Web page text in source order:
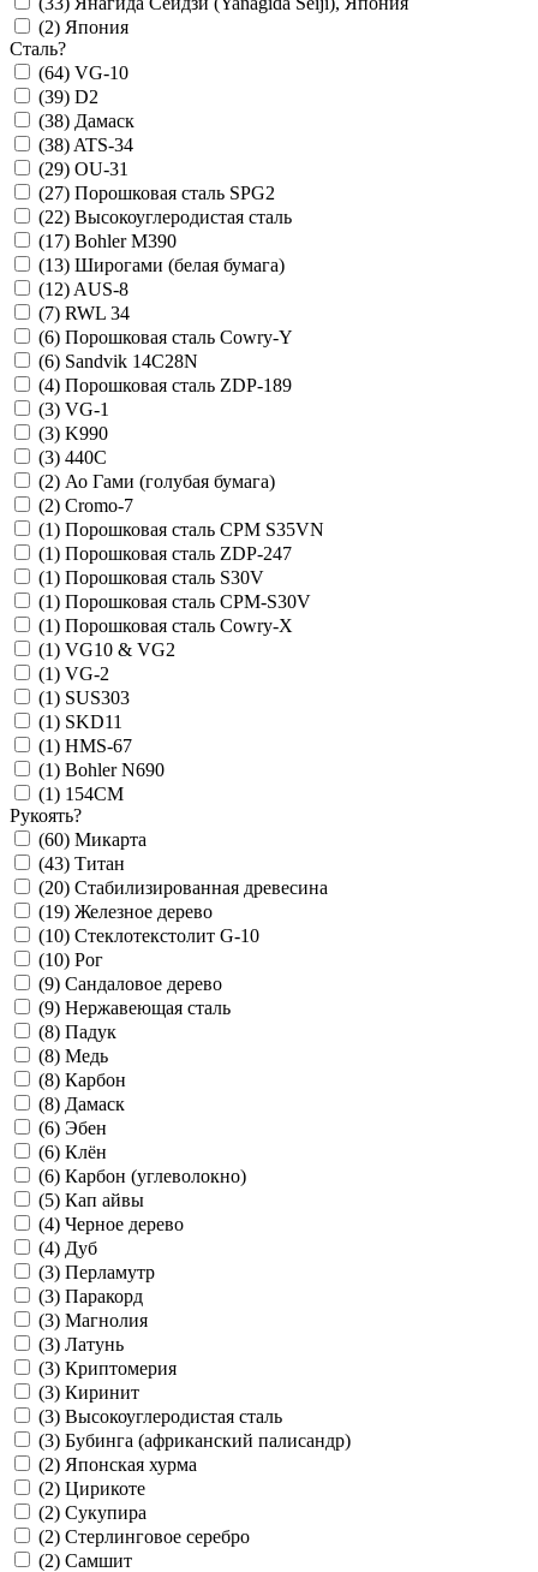
(2) Япония
Сталь?
(64) VG-10
(39) D2
(38) Дамаск
(38) ATS-34
(29) OU-31
(27) Порошковая сталь SPG2
(22) Высокоуглеродистая сталь
(17) Bohler M390
(13) Широгами (белая бумага)
(12) AUS-8
(7) RWL 34
(6) Порошковая сталь Cowry-Y
(6) Sandvik 14С28N
(4) Порошковая сталь ZDP-189
(3) VG-1
(3) K990
(3) 440C
(2) Ао Гами (голубая бумага)
(2) Cromo-7
(1) Порошковая сталь СРМ S35VN
(1) Порошковая сталь ZDP-247
(1) Порошковая сталь S30V
(1) Порошковая сталь CPM-S30V
(1) Порошковая сталь Cowry-X
(1) VG10 & VG2
(1) VG-2
(1) SUS303
(1) SKD11
(1) HMS-67
(1) Bohler N690
(1) 154CM
Рукоять?
(60) Микарта
(43) Титан
(20) Стабилизированная древесина
(19) Железное дерево
(10) Стеклотекстолит G-10
(10) Рог
(9) Сандаловое дерево
(9) Нержавеющая сталь
(8) Падук
(8) Медь
(8) Карбон
(8) Дамаск
(6) Эбен
(6) Клён
(6) Карбон (углеволокно)
(5) Кап айвы
(4) Черное дерево
(4) Дуб
(3) Перламутр
(3) Паракорд
(3) Магнолия
(3) Латунь
(3) Криптомерия
(3) Киринит
(3) Высокоуглеродистая сталь
(3) Бубинга (африканский палисандр)
(2) Японская хурма
(2) Цирикоте
(2) Сукупира
(2) Стерлинговое серебро
(2) Самшит